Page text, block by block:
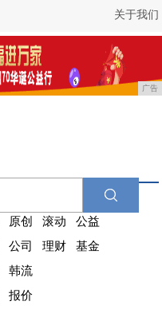
关于我们
广告
原创 滚动
公益
公司 理财
基金
韩流
报价